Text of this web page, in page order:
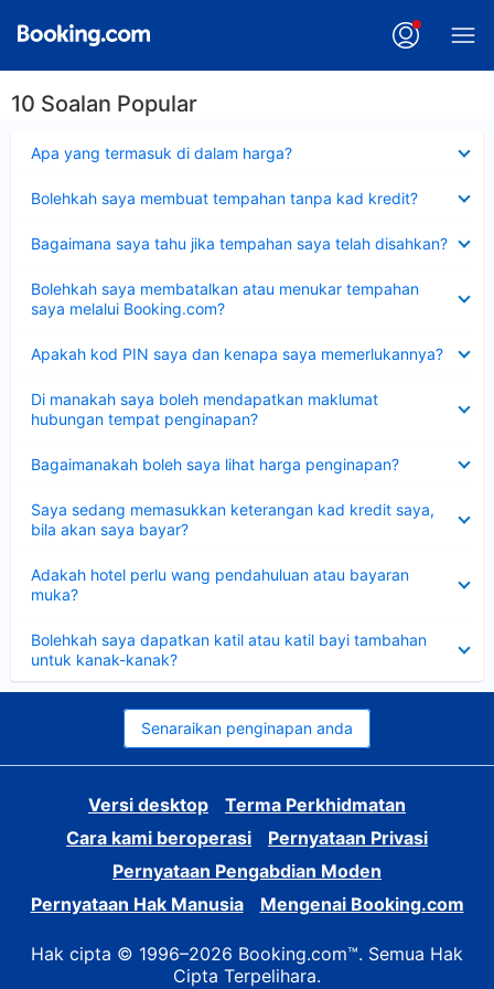
10 Soalan Popular
Apa yang termasuk di dalam harga?
Bolehkah saya membuat tempahan tanpa kad kredit?
Bagaimana saya tahu jika tempahan saya telah disahkan?
Bolehkah saya membatalkan atau menukar tempahan
saya melalui Booking.com?
Apakah kod PIN saya dan kenapa saya memerlukannya?
Di manakah saya boleh mendapatkan maklumat
hubungan tempat penginapan?
Bagaimanakah boleh saya lihat harga penginapan?
Saya sedang memasukkan keterangan kad kredit saya,
bila akan saya bayar?
Adakah hotel perlu wang pendahuluan atau bayaran
muka?
Bolehkah saya dapatkan katil atau katil bayi tambahan
untuk kanak-kanak?
Senaraikan penginapan anda
Versi desktop
Terma Perkhidmatan
Cara kami beroperasi
Pernyataan Privasi
Pernyataan Pengabdian Moden
Pernyataan Hak Manusia
Mengenai Booking.com
Hak cipta © 1996–2026 Booking.com™. Semua Hak
Cipta Terpelihara.